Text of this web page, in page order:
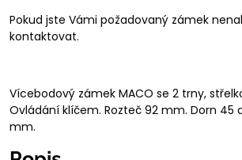
Pokud jste Vámi požadovaný zámek
kontaktovat.
Vícebodový zámek MACO se 2 trny,
Ovládání klíčem. Rozteč 92 mm. Dorn 45
mm.